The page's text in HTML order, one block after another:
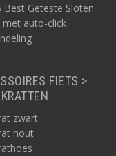
Best Geteste Sloten
met auto-click
FIETS >
zwart
hout